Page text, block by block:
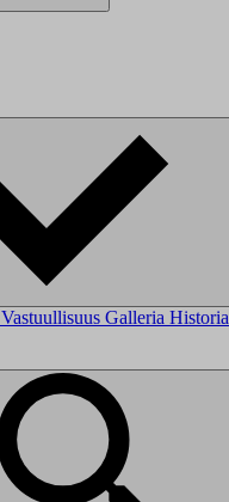
Vastuullisuus Galleria Historia